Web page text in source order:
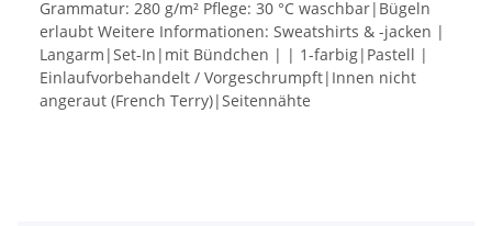
Grammatur: 280 g/m² Pflege: 30 °C waschbar|Bügeln
erlaubt Weitere Informationen: Sweatshirts & -jacken |
Langarm|Set-In|mit Bündchen | | 1-farbig|Pastell |
Einlaufvorbehandelt / Vorgeschrumpft|Innen nicht
angeraut (French Terry)|Seitennähte